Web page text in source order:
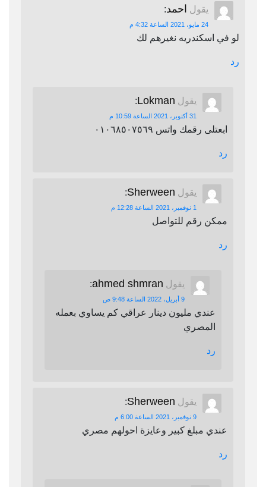
يقول احمد:
24 مايو، 2021 الساعة 4:32 م
لو في اسكندريه نغيرهم لك
رد
يقول Lokman
:
31 أكتوبر، 2021 الساعة 10:59 م
ابعتلى رقمك واتس ٠١٠٦٨٥٠٧٥٦٩
رد
يقول Sherween
:
1 نوفمبر، 2021 الساعة 12:28 م
ممكن رقم للتواصل
رد
يقول ahmed shmran
:
9 أبريل، 2022 الساعة 9:48 ص
عندي مليون دينار عراقي كم يساوي بعمله
المصري
رد
يقول Sherween
:
9 نوفمبر، 2021 الساعة 6:00 م
عندي مبلغ كبير وعايزة احولهم مصري
رد